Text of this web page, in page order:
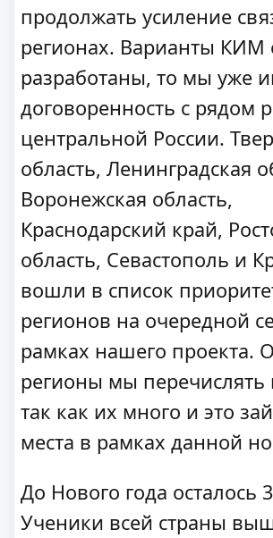
продолжать усиление
регионах. Варианты КИМ
разработаны, то мы уже
договоренность с рядом
центральной России.
область, Ленинградская
Воронежская область,
Краснодарский край,
область, Севастополь и
вошли в список
регионов на очередной
рамках нашего проекта.
регионы мы перечислять
так как их много и это
места в рамках данной
До Нового года осталось
Ученики всей страны